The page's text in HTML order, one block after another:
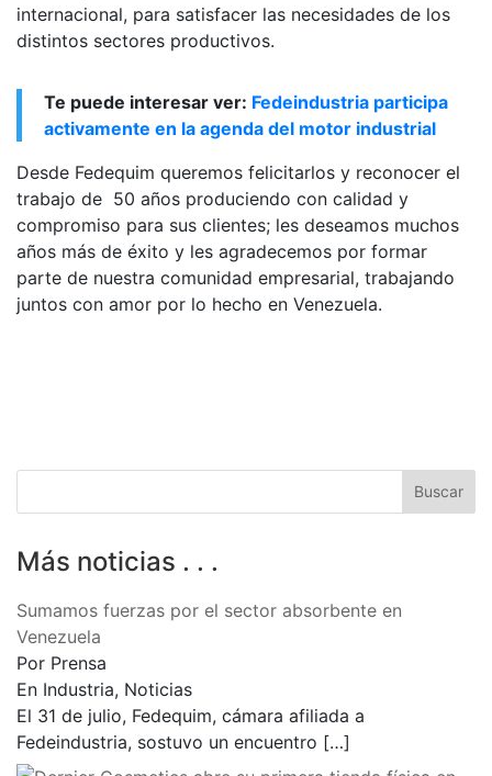
internacional, para satisfacer las necesidades de los
distintos sectores productivos.
Te puede interesar ver: Fedeindustria participa
activamente en la agenda del motor industrial
Desde Fedequim queremos felicitarlos y reconocer el
trabajo de 50 años produciendo con calidad y
compromiso para sus clientes; les deseamos muchos
años más de éxito y les agradecemos por formar
parte de nuestra comunidad empresarial, trabajando
juntos con amor por lo hecho en Venezuela.
Más noticias . . .
Sumamos fuerzas por el sector absorbente en
Venezuela
Por Prensa
En Industria, Noticias
El 31 de julio, Fedequim, cámara afiliada a
Fedeindustria, sostuvo un encuentro […]